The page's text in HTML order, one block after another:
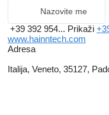
Nazovite me
+39 392 954... Prikaži
www.hainntech.com
Adresa
Italija, Veneto, 35127,